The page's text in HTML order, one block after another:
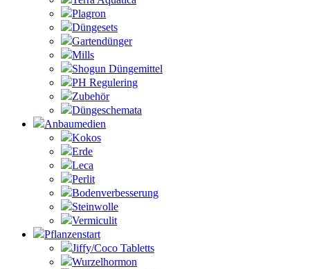
Plagron
Düngesets
Gartendünger
Mills
Shogun Düngemittel
PH Regulering
Zubehör
Düngeschemata
Anbaumedien
Kokos
Erde
Leca
Perlit
Bodenverbesserung
Steinwolle
Vermiculit
Pflanzenstart
Jiffy/Coco Tabletts
Wurzelhormon